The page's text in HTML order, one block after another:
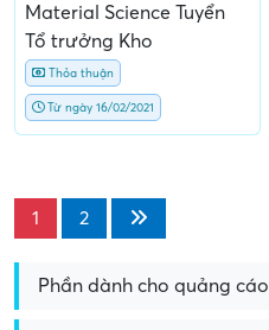
Material Science Tuyển
Tổ trưởng Kho
Thỏa thuận
Từ ngày 16/02/2021
1 2
Phần dành cho quảng cáo